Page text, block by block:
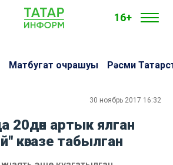
16+
Матбугат очрашуы Рәсми
30 ноябрь 2017 16:32
20дән артык ялган
кәгазе табылган